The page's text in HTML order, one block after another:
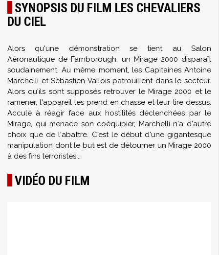
SYNOPSIS DU FILM LES CHEVALIERS
DU CIEL
Alors qu'une démonstration se tient au Salon
Aéronautique de Farnborough, un Mirage 2000 disparaît
soudainement. Au même moment, les Capitaines Antoine
Marchelli et Sébastien Vallois patrouillent dans le secteur.
Alors qu'ils sont supposés retrouver le Mirage 2000 et le
ramener, l'appareil les prend en chasse et leur tire dessus.
Acculé à réagir face aux hostilités déclenchées par le
Mirage, qui menace son coéquipier, Marchelli n'a d'autre
choix que de l'abattre. C'est le début d'une gigantesque
manipulation dont le but est de détourner un Mirage 2000
à des fins terroristes...
VIDÉO DU FILM